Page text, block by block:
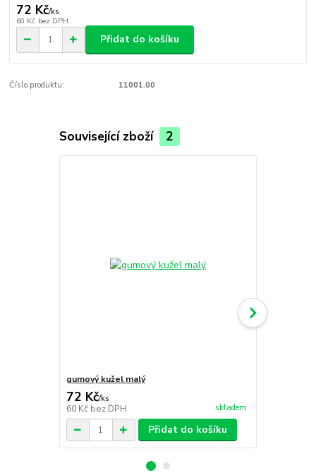
72 Kč/ks
60 Kč bez DPH
Přidat do košíku
Číslo produktu: 11001.00
Související zboží 2
gumový kužel malý
72 Kč/ks
60 Kč bez DPH skladem
Přidat do košíku